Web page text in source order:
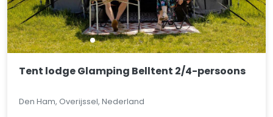
Tent lodge Glamping Belltent 2/4-persoons
Den Ham, Overijssel, Nederland